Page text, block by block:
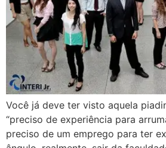
Você já deve ter visto aquela
“preciso de experiência para
preciso de um emprego para ter